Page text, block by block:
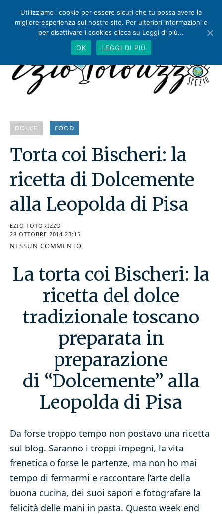
DOLCE FOOD
Torta coi Bischeri: la
ricetta di Dolcemente
alla Leopolda di Pisa
EZIO TOTORIZZO
28 OTTOBRE 2014 23:15
NESSUN COMMENTO
La torta coi Bischeri: la
ricetta del dolce
tradizionale toscano
preparata in
preparazione
di “Dolcemente” alla
Leopolda di Pisa
Da forse troppo tempo non postavo una ricetta
sul blog. Saranno i troppi impegni, la vita
frenetica o forse le partenze, ma non ho mai
tempo di fermarmi e raccontare l’arte della
buona cucina, dei suoi sapori e fotografare la
felicità delle mani in pasta. Questo week end
Utilizziamo i cookie per essere sicuri che tu possa avere la
migliore esperienza sul nostro sito. Per ulteriori informazioni o
per disattivare i cookies clicca su Leggi di più...
OK
LEGGI DI PIÙ